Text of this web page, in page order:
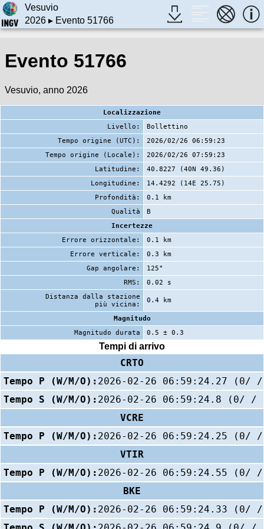
Vesuvio
2026▸ Evento 51766
Evento 51766
Vesuvio, anno 2026
Localizzazione
Livello:
Bollettino
Tempo origine (UTC):
2026/02/26 06:59:23
Tempo origine (Locale):
2026/02/26 07:59:23
Latitudine:
40.8227 (40N 49.36)
Longitudine:
14.4292 (14E 25.75)
Profondità:
0.1 km
Qualità
B
Incertezze
Errore orizzontale:
0.1 km
Errore verticale:
0.3 km
Gap angolare:
125°
RMS:
0.02 s
Distanza dalla stazione
più vicina:
0.4 km
Magnitudo
Magnitudo durata
0.5 ± 0.3
Tempi di arrivo
CRTO
Tempo P (W/M/O): 2026-02-26 06:59:24.27 (0/
Tempo S (W/M/O): 2026-02-26 06:59:24.8 (0/ /
VCRE
Tempo P (W/M/O): 2026-02-26 06:59:24.25 (0/
VTIR
Tempo P (W/M/O): 2026-02-26 06:59:24.55 (0/
BKE
Tempo P (W/M/O): 2026-02-26 06:59:24.33 (0/